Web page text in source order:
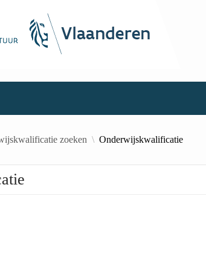
zoeken Onderwijskwalificatie